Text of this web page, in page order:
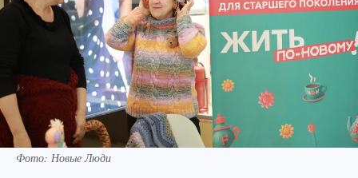
Фото: Новые Люди